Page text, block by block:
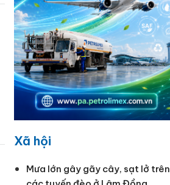
Xã hội
Mưa lớn gây gãy cây, sạt lở trên